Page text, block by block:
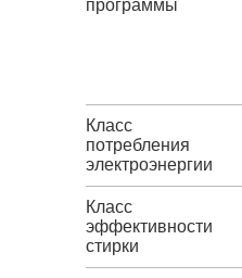
программы
Класс
потребления
электроэнергии
Класс
эффективности
стирки